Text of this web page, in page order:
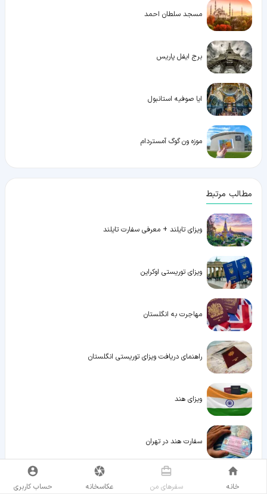
مسجد سلطان احمد
برج ایفل پاریس
ایا صوفیه استانبول
موزه ون گوگ آمستردام
مطالب مرتبط
ویزای تایلند + معرفی سفارت تایلند
ویزای توریستی اوکراین
مهاجرت به انگلستان
راهنمای دریافت ویزای توریستی انگلستان
ویزای هند
سفارت هند در تهران
ویزای آذربایجان خانه سفر‌های من عکاسخانه حساب کاربری